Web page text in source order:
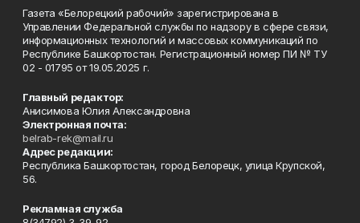
Газета «Белорецкий рабочий» зарегистрирована в
Управлении Федеральной службы по надзору в сфере связи,
информационных технологий и массовых коммуникаций по
Республике Башкортостан. Регистрационный номер ПИ № ТУ
02 - 01795 от 19.05.2025 г.
Главный редактор:
Анисимова Юлия Александровна
Электронная почта:
belrab-rek@mail.ru
Адрес редакции:
Республика Башкортостан, город Белорецк, улица Крупской,
56.
Рекламная служба